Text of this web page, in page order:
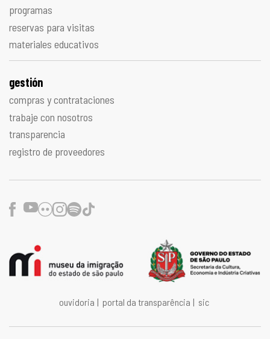
programas
reservas para visitas
materiales educativos
gestión
compras y contrataciones
trabaje con nosotros
transparencia
registro de proveedores
Facebook
Youtube
FlickrInstagram
Spotify
TikTok
ouvidoria | portal da transparência | sic